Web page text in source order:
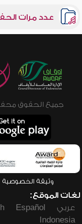
عدد مرات
جميع الحقوق محفوظة © 2026 - 1998
وثيقة الخصوصية
لغات الموقع:
عربي
Español
Indonesia